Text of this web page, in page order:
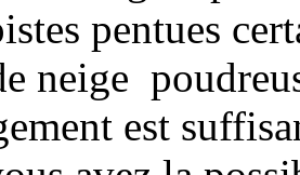
pentues
neige
est